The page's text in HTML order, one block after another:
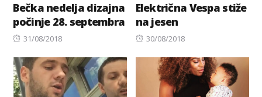
Bečka nedelja dizajna
počinje 28. septembra
Posted
31/08/2018
Električna Vespa stiže
na jesen
Posted
30/08/2018